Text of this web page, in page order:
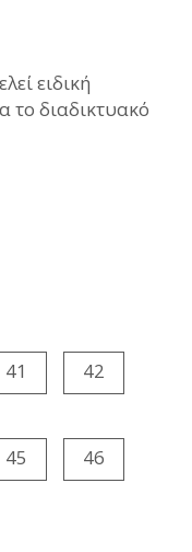
ειδική
το διαδικτυακό
41 42
45 46